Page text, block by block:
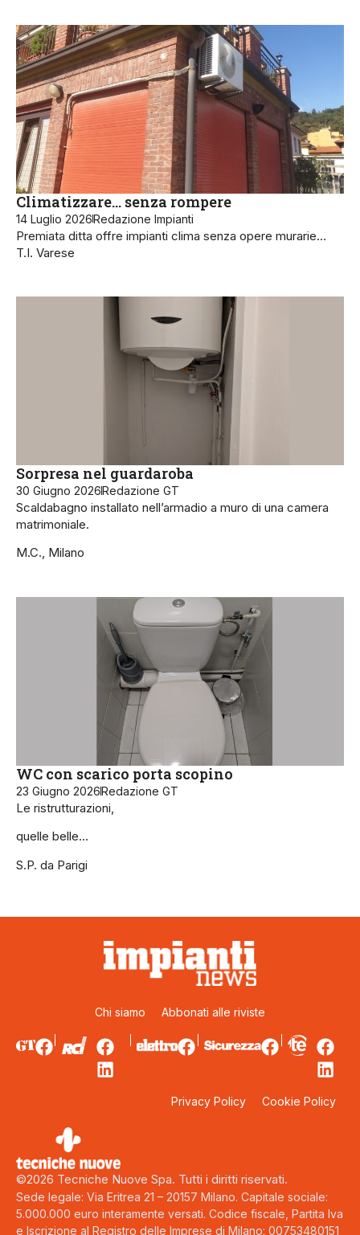
Climatizzare… senza rompere
14 Luglio 2026Redazione Impianti
Premiata ditta offre impianti clima senza opere murarie…
T.I. Varese
Sorpresa nel guardaroba
30 Giugno 2026Redazione GT
Scaldabagno installato nell’armadio a muro di una camera
matrimoniale.
M.C., Milano
WC con scarico porta scopino
23 Giugno 2026Redazione GT
Le ristrutturazioni,
quelle belle…
S.P. da Parigi
Chi siamo Abbonati alle riviste
Privacy Policy Cookie Policy
©2026 Tecniche Nuove Spa. Tutti i diritti riservati.
Sede legale: Via Eritrea 21 – 20157 Milano. Capitale sociale:
5.000.000 euro interamente versati. Codice fiscale, Partita Iva
e Iscrizione al Registro delle Imprese di Milano: 00753480151